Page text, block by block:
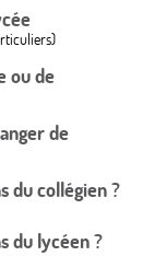
ou de
de
du collégien ?
du lycéen ?